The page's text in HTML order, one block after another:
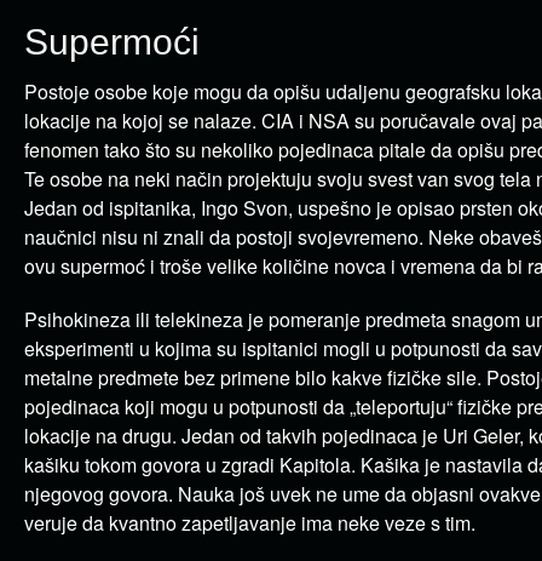
Supermoći
Postoje osobe koje mogu da opišu udaljenu geografsku
lokacije na kojoj se nalaze. CIA i NSA su poručavale ovaj
fenomen tako što su nekoliko pojedinaca pitale da opišu
Te osobe na neki način projektuju svoju svest van svog tela
Jedan od ispitanika, Ingo Svon, uspešno je opisao prsten
naučnici nisu ni znali da postoji svojevremeno. Neke
ovu supermoć i troše velike količine novca i vremena da bi
Psihokineza ili telekineza je pomeranje predmeta snagom
eksperimenti u kojima su ispitanici mogli u potpunosti da
metalne predmete bez primene bilo kakve fizičke sile.
pojedinaca koji mogu u potpunosti da „teleportuju“ fizičke
lokacije na drugu. Jedan od takvih pojedinaca je Uri Geler,
kašiku tokom govora u zgradi Kapitola. Kašika je nastavila
njegovog govora. Nauka još uvek ne ume da objasni
veruje da kvantno zapetljavanje ima neke veze s tim.